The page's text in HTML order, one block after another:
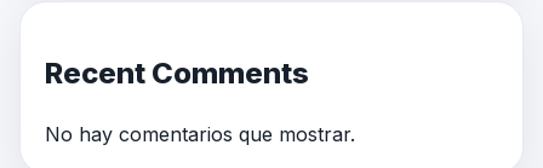
Recent Comments
No hay comentarios que mostrar.